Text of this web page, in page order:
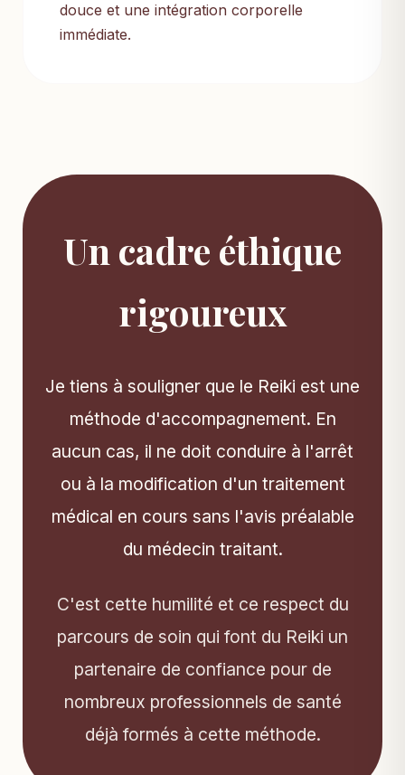
douce et une intégration corporelle
immédiate.
Un cadre éthique
rigoureux
Je tiens à souligner que le Reiki est une
méthode d'accompagnement. En
aucun cas, il ne doit conduire à l'arrêt
ou à la modification d'un traitement
médical en cours sans l'avis préalable
du médecin traitant.
C'est cette humilité et ce respect du
parcours de soin qui font du Reiki un
partenaire de confiance pour de
nombreux professionnels de santé
déjà formés à cette méthode.